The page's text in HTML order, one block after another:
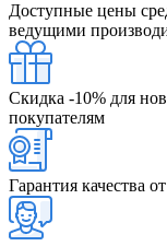
Доступные цены
ведущими
Скидка -10% для
покупателям
Гарантия качества